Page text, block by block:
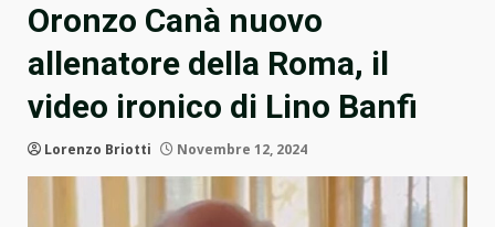
Oronzo Canà nuovo
allenatore della Roma, il
video ironico di Lino Banfi
Lorenzo Briotti Novembre 12, 2024